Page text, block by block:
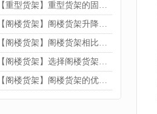
【重型货架】重型货架的固定方法
【阁楼货架】阁楼货架升降机需要注意哪些
【阁楼货架】阁楼货架相比传统货架的优势是什么
【阁楼货架】选择阁楼货架的好处？
【阁楼货架】阁楼货架的优点是什么